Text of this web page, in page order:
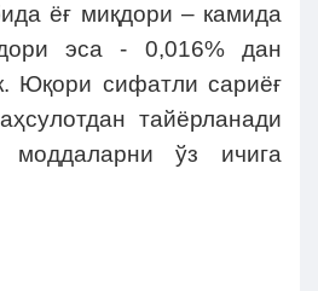
ёғ миқдори – камида
эса - 0,016% дан
Юқори сифатли сариёғ
тайёрланади
ўз ичига